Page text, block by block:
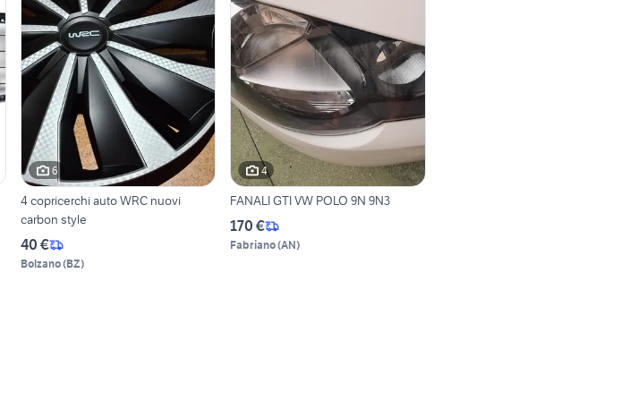
6
4 copricerchi auto WRC nuovi
carbon style
40 €
Bolzano(BZ)
4
FANALI GTI VW POLO 9N 9N3
170 €
Fabriano(AN)